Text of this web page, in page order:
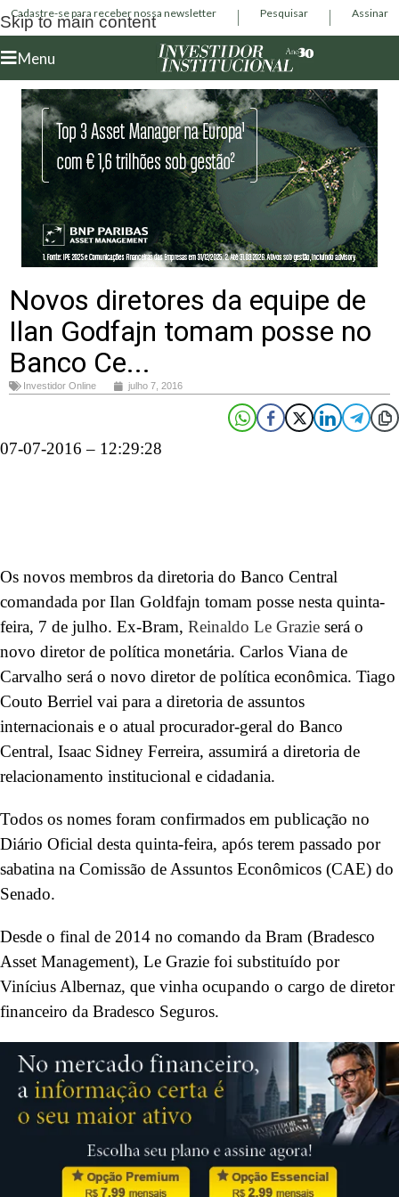
Skip to main content
Cadastre-se para receber nossa newsletter Pesquisar Assinar
Menu
Novos diretores da equipe de
Ilan Godfajn tomam posse no
Banco Ce...
Investidor Online julho 7, 2016
07-07-2016 – 12:29:28
Os novos membros da diretoria do Banco Central
comandada por Ilan Goldfajn tomam posse nesta quinta-
feira, 7 de julho. Ex-Bram, Reinaldo Le Grazie será o
novo diretor de política monetária. Carlos Viana de
Carvalho será o novo diretor de política econômica. Tiago
Couto Berriel vai para a diretoria de assuntos
internacionais e o atual procurador-geral do Banco
Central, Isaac Sidney Ferreira, assumirá a diretoria de
relacionamento institucional e cidadania.
Todos os nomes foram confirmados em publicação no
Diário Oficial desta quinta-feira, após terem passado por
sabatina na Comissão de Assuntos Econômicos (CAE) do
Senado.
Desde o final de 2014 no comando da Bram (Bradesco
Asset Management), Le Grazie foi substituído por
Vinícius Albernaz, que vinha ocupando o cargo de diretor
financeiro da Bradesco Seguros.